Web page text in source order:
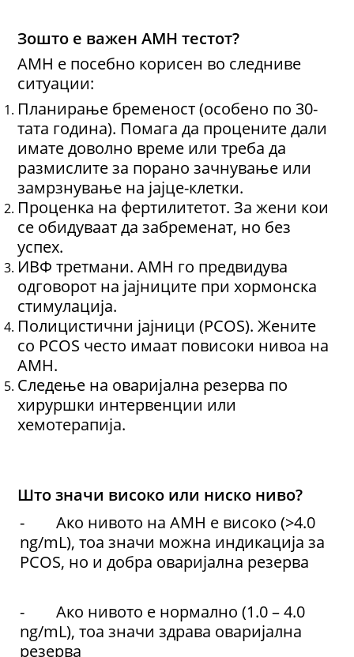
Зошто е важен AMH тестот?
AMH е посебно корисен во следниве
ситуации:
Планирање бременост (особено по 30-
тата година). Помага да процените дали
имате доволно време или треба да
размислите за порано зачнување или
замрзнување на јајце-клетки.
Проценка на фертилитетот. За жени кои
се обидуваат да забременат, но без
успех.
ИВФ третмани. AMH го предвидува
одговорот на јајниците при хормонска
стимулација.
Полицистични јајници (PCOS). Жените
со PCOS често имаат повисоки нивоа на
AMH.
Следење на оваријална резерва по
хируршки интервенции или
хемотерапија.
Што значи високо или ниско ниво?
- Ако нивото на AMH е високо (>4.0
ng/mL), тоа значи можна индикација за
PCOS, но и добра оваријална резерва
- Ако нивото е нормално (1.0 – 4.0
ng/mL), тоа значи здрава оваријална
резерва